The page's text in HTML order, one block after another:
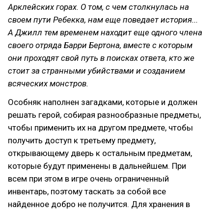
Арклейских горах. О том, с чем столкнулась на
своем пути Ребекка, нам еще поведает история...
А Джилл тем временем находит еще одного члена
своего отряда Барри Бертона, вместе с которым
они проходят свой путь в поисках ответа, кто же
стоит за странными убийствами и созданием
всяческих монстров.
Особняк наполнен загадками, которые и должен
решать герой, собирая разнообразные предметы,
чтобы применить их на другом предмете, чтобы
получить доступ к третьему предмету,
открывающему дверь к остальным предметам,
которые будут применены в дальнейшем. При
всем при этом в игре очень ограниченный
инвентарь, поэтому таскать за собой все
найденное добро не получится. Для хранения в